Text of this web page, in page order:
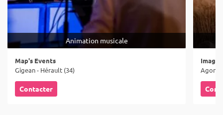
Animation musicale
Map's Events
Gigean - Hérault (34)
Contacter